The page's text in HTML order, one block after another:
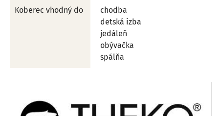
Koberec vhodný do
chodba
detská izba
jedáleň
obývačka
spálňa